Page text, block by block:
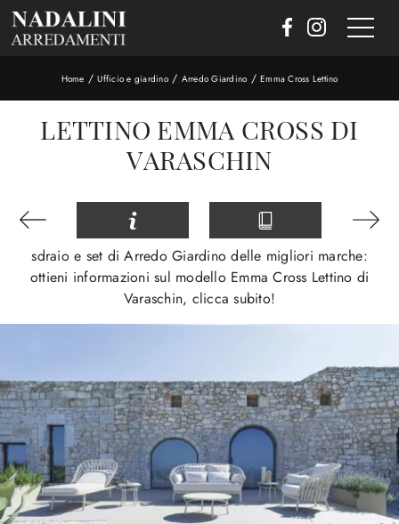
Home /Ufficio e giardino/ Arredo Giardino / Emma Cross Lettino
LETTINO EMMA CROSS DI
VARASCHIN
sdraio e set di Arredo Giardino delle migliori marche:
ottieni informazioni sul modello Emma Cross Lettino di
Varaschin, clicca subito!